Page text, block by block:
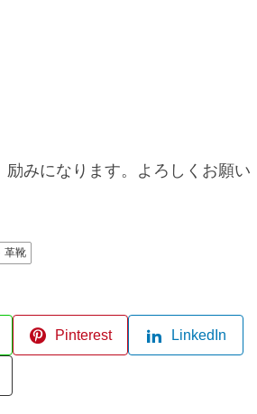
みになります。よろしくお願い
革靴
Pinterest LinkedIn